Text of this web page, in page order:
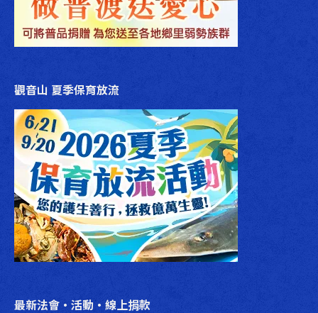
觀音山 夏季保育放流
最新法會‧活動‧線上捐款